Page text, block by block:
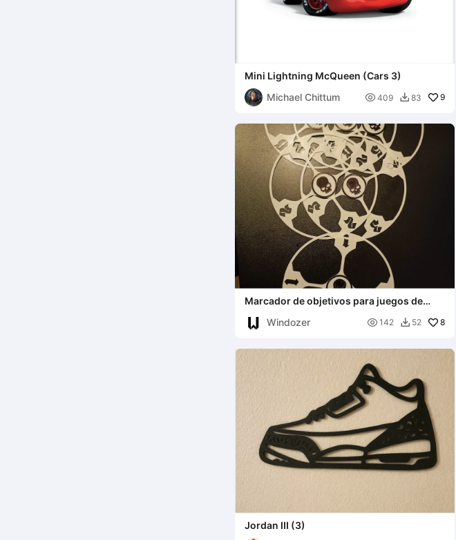
Mini Lightning McQueen (Cars 3)
Michael Chittum
 409  83 9
Marcador de objetivos para juegos de
Windozer
 142  52 8
Jordan III (3)